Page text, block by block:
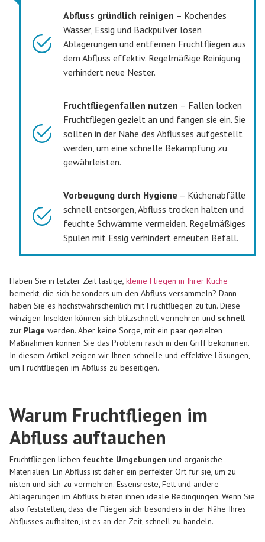
Abfluss gründlich reinigen – Kochendes
Wasser, Essig und Backpulver lösen
Ablagerungen und entfernen Fruchtfliegen aus
dem Abfluss effektiv. Regelmäßige Reinigung
verhindert neue Nester.
Fruchtfliegenfallen nutzen – Fallen locken
Fruchtfliegen gezielt an und fangen sie ein. Sie
sollten in der Nähe des Abflusses aufgestellt
werden, um eine schnelle Bekämpfung zu
gewährleisten.
Vorbeugung durch Hygiene – Küchenabfälle
schnell entsorgen, Abfluss trocken halten und
feuchte Schwämme vermeiden. Regelmäßiges
Spülen mit Essig verhindert erneuten Befall.
Haben Sie in letzter Zeit lästige, kleine Fliegen in Ihrer Küche
bemerkt, die sich besonders um den Abfluss versammeln? Dann
haben Sie es höchstwahrscheinlich mit Fruchtfliegen zu tun. Diese
winzigen Insekten können sich blitzschnell vermehren und schnell
zur Plage werden. Aber keine Sorge, mit ein paar gezielten
Maßnahmen können Sie das Problem rasch in den Griff bekommen.
In diesem Artikel zeigen wir Ihnen schnelle und effektive Lösungen,
um Fruchtfliegen im Abfluss zu beseitigen.
Warum Fruchtfliegen im
Abfluss auftauchen
Fruchtfliegen lieben feuchte Umgebungen und organische
Materialien. Ein Abfluss ist daher ein perfekter Ort für sie, um zu
nisten und sich zu vermehren. Essensreste, Fett und andere
Ablagerungen im Abfluss bieten ihnen ideale Bedingungen. Wenn Sie
also feststellen, dass die Fliegen sich besonders in der Nähe Ihres
Abflusses aufhalten, ist es an der Zeit, schnell zu handeln.